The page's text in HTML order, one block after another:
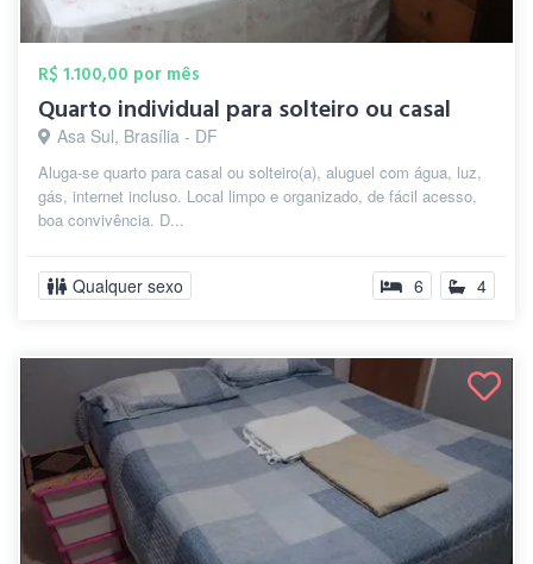
R$ 1.100,00 por mês
Quarto individual para solteiro ou casal
Asa Sul, Brasília - DF
Aluga-se quarto para casal ou solteiro(a), aluguel com água, luz,
gás, internet incluso. Local limpo e organizado, de fácil acesso,
boa convivência. D...
Qualquer sexo 6 4